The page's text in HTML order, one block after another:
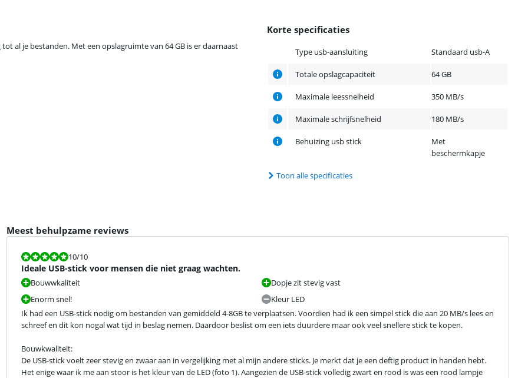
Korte specificaties
Type usb-aansluiting Standaard usb-A
Totale opslagcapaciteit 64 GB
Maximale leessnelheid 350 MB/s
Maximale schrijfsnelheid 180 MB/s
Behuizing usb stick
Met
beschermkapje
Toon alle specificaties
al je bestanden. Met een opslagruimte van 64 GB is er daarnaast
Meest behulpzame reviews
Beoordeling is 10 van de 10.
10/10
Ideale USB-stick voor mensen die niet graag wachten.
Bouwwkaliteit
Enorm snel!
Dopje zit stevig vast
Kleur LED
Ik had een USB-stick nodig om bestanden van gemiddeld 4-8GB te verplaatsen. Voordien had ik een simpel stick die aan 20 MB/s lees en
schreef en dit kon nogal wat tijd in beslag nemen. Daardoor beslist om een iets duurdere maar ook veel snellere stick te kopen.
Bouwkwaliteit:
De USB-stick voelt zeer stevig en zwaar aan in vergelijking met al mijn andere sticks. Je merkt dat je een deftig product in handen hebt.
Het enige waar ik me aan stoor is het kleur van de LED (foto 1). Aangezien de USB-stick volledig zwart en rood is was een rood lampje